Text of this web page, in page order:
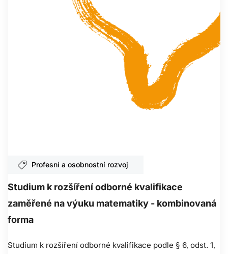
Profesní a osobnostní rozvoj
Studium k rozšíření odborné kvalifikace
zaměřené na výuku matematiky - kombinovaná
forma
Studium k rozšíření odborné kvalifikace podle § 6, odst. 1,